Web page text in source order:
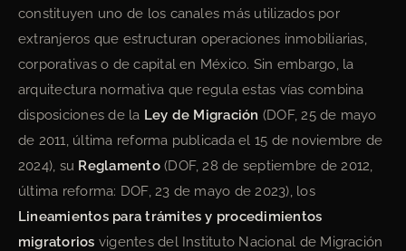
constituyen uno de los canales más utilizados por
extranjeros que estructuran operaciones inmobiliarias,
corporativas o de capital en México. Sin embargo, la
arquitectura normativa que regula estas vías combina
disposiciones de la Ley de Migración (DOF, 25 de mayo
de 2011, última reforma publicada el 15 de noviembre de
2024), su Reglamento(DOF, 28 de septiembre de 2012,
última reforma: DOF, 23 de mayo de 2023), los
Lineamientos para trámites y procedimientos
migratorios vigentes del Instituto Nacional de Migración